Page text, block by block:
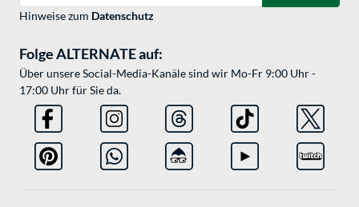
Hinweise zum Datenschutz
Folge ALTERNATE auf:
Über unsere Social-Media-Kanäle sind wir Mo-Fr 9:00 Uhr -
17:00 Uhr für Sie da.